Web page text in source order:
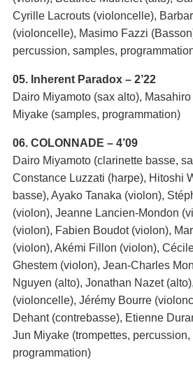
Cyrille Lacrouts (violoncelle),
(violoncelle), Masimo Fazzi
percussion, samples,
05. Inherent Paradox – 2’22
Dairo Miyamoto (sax alto),
Miyake (samples, programmation)
06. COLONNADE – 4’09
Dairo Miyamoto (clarinette basse,
Constance Luzzati (harpe), Hitoshi
basse), Ayako Tanaka (violon),
(violon), Jeanne Lancien-Mondon
(violon), Fabien Boudot (violon),
(violon), Akémi Fillon (violon),
Ghestem (violon), Jean-Charles
Nguyen (alto), Jonathan Nazet
(violoncelle), Jérémy Bourre
Dehant (contrebasse), Etienne
Jun Miyake (trompettes, percussion,
programmation)